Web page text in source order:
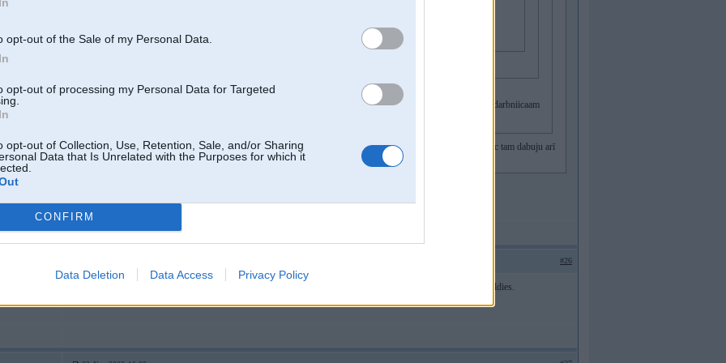
opt-out of the Sale of my Personal Data.
opt-out of processing my Personal Data for Targeted
opt-out of Collection, Use, Retention, Sale, and/or Sharing
Data that Is Unrelated with the Purposes for which it
CONFIRM
Data Deletion Data Access Privacy Policy
Neko tur nevar restaureet, tikai un vieniigi jaunas, vai zinaamas lietotas viss. Viss paareejais ir
appisiens.
Tikai Viena nianse, taas sprauslas nav pieejamas jau ljoooti sen, arii pie diilera. Par kaadu 1-2 meeneshi darbniicaam
Pasūtiju WESS, kādu pusotru mēnesi dabuju pagaidīt, jo pirms manis 10gab bija pasūtijuši APE motors, pēc tam dabuju arī
savu sprauslu
#26
Jautajums Vai begu indeks var atskirties? Piemeram 2cilindri ar 09 UN mainu cetras uz ideksu 08 Vai 11 utt.Paldies.